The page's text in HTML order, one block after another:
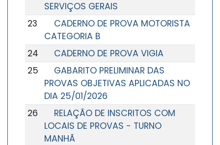
SERVIÇOS GERAIS
23
CADERNO DE PROVA MOTORISTA
CATEGORIA B
24
CADERNO DE PROVA VIGIA
25
GABARITO PRELIMINAR DAS
PROVAS OBJETIVAS APLICADAS NO
DIA 25/01/2026
26
RELAÇÃO DE INSCRITOS COM
LOCAIS DE PROVAS - TURNO
MANHÃ